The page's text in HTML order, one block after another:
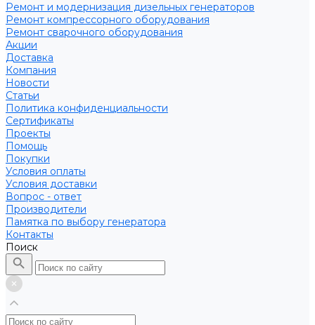
Ремонт и модернизация дизельных генераторов
Ремонт компрессорного оборудования
Ремонт сварочного оборудования
Акции
Доставка
Компания
Новости
Статьи
Политика конфиденциальности
Сертификаты
Проекты
Помощь
Покупки
Условия оплаты
Условия доставки
Вопрос - ответ
Производители
Памятка по выбору генератора
Контакты
Поиск